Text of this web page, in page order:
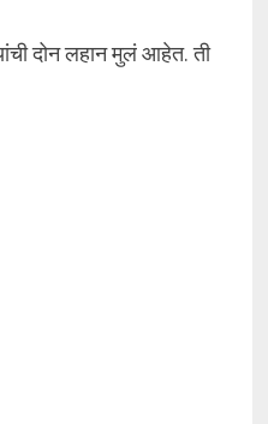
दोन लहान मुलं आहेत. ती